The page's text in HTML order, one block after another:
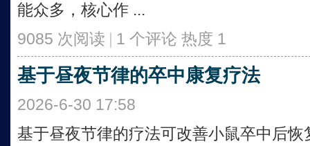
能众多，核心作 ...
9085 次阅读 | 1 个评论 热度 1
基于昼夜节律的卒中康复疗法
2026-6-30 17:58
基于昼夜节律的疗法可改善小鼠卒中后